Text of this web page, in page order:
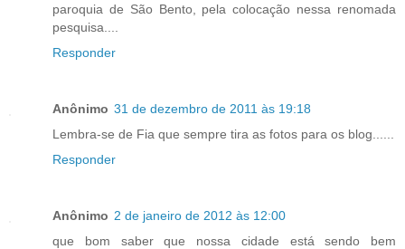
paroquia de São Bento, pela colocação nessa renomada
pesquisa....
Responder
Anônimo 31 de dezembro de 2011 às 19:18
Lembra-se de Fia que sempre tira as fotos para os blog......
Responder
Anônimo 2 de janeiro de 2012 às 12:00
que bom saber que nossa cidade está sendo bem